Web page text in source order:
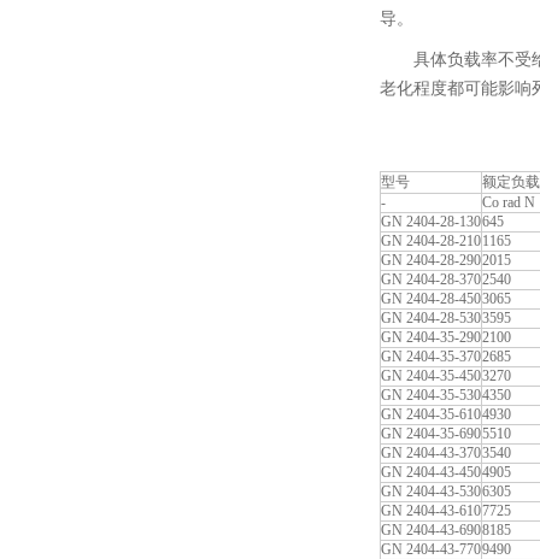
导。
具体负载率不受
老化程度都可能影响
型号
额定负载
-
Co rad N
GN 2404-28-130645
GN 2404-28-2101165
GN 2404-28-2902015
GN 2404-28-3702540
GN 2404-28-4503065
GN 2404-28-5303595
GN 2404-35-2902100
GN 2404-35-3702685
GN 2404-35-4503270
GN 2404-35-5304350
GN 2404-35-6104930
GN 2404-35-6905510
GN 2404-43-3703540
GN 2404-43-4504905
GN 2404-43-5306305
GN 2404-43-6107725
GN 2404-43-6908185
GN 2404-43-7709490